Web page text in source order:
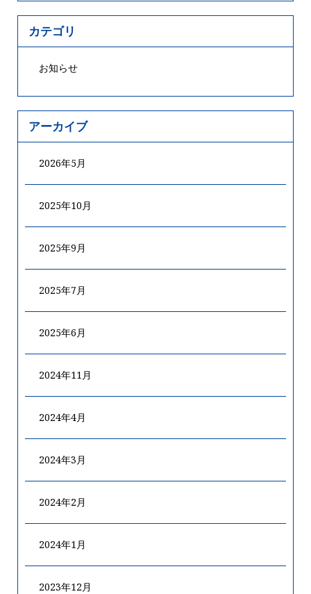
カテゴリ
お知らせ
アーカイブ
2026年5月
2025年10月
2025年9月
2025年7月
2025年6月
2024年11月
2024年4月
2024年3月
2024年2月
2024年1月
2023年12月